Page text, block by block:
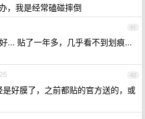
，我是经常磕碰摔倒
41
... 贴了一年多，几乎看不到划痕...
42
好膜了，之前都贴的官方送的，或